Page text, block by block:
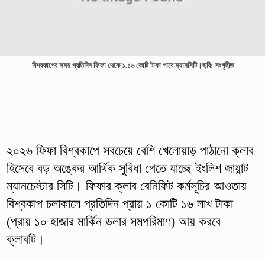
বিশ্বকাপের সময় প্রতিদিন ফিফা থেকে ১.১৬ কোটি টাকা পাবে ম্যানসিটি।ছবি: সংগৃহীত
২০২৬ ফিফা বিশ্বকাপে সবচেয়ে বেশি খেলোয়াড় পাঠানো ক্লাব
হিসেবে বড় অঙ্কের আর্থিক সুবিধা পেতে যাচ্ছে ইংলিশ জায়ান্ট
ম্যানচেস্টার সিটি। ফিফার ক্লাব বেনিফিট কর্মসূচির আওতায়
বিশ্বকাপ চলাকালে প্রতিদিন প্রায় ১ কোটি ১৬ লাখ টাকা
(প্রায় ১০ হাজার মার্কিন ডলার সমপরিমাণ) আয় করবে
ক্লাবটি।